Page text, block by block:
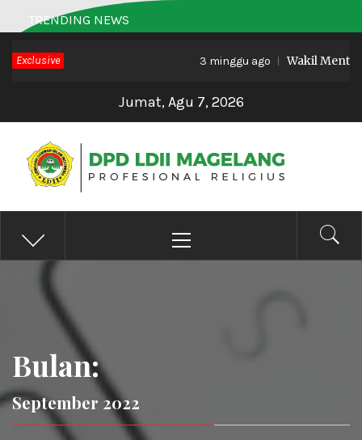
to
content
TRENDING NEWS
Exclusive 3 minggu ago Wakil Menteri
Jumat, Agu 7, 2026
DPD LDII MAGELANG
Profesional Religius
Menu
Bulan:
September 2022